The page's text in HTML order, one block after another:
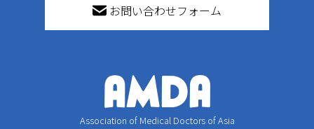
お問い合わせフォーム
Association of Medical Doctors of Asia